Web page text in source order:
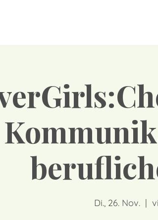
Di., 26. Nov.
  |